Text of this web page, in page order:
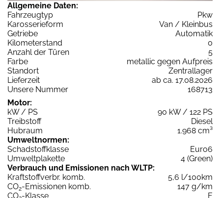
Allgemeine Daten:
Fahrzeugtyp
Pkw
Karosserieform
Van / Kleinbus
Getriebe
Automatik
Kilometerstand
0
Anzahl der Türen
5
Farbe
metallic gegen Aufpreis
Standort
Zentrallager
Lieferzeit
ab ca. 17.08.2026
Unsere Nummer
168713
Motor:
kW / PS
90 kW / 122 PS
Treibstoff
Diesel
Hubraum
1.968 cm³
Umweltnormen:
Schadstoffklasse
Euro6
Umweltplakette
4 (Green)
Verbrauch und Emissionen nach WLTP:
Kraftstoffverbr. komb.
5,6 l/100km
CO2-Emissionen komb.
147 g/km
CO -Klasse E